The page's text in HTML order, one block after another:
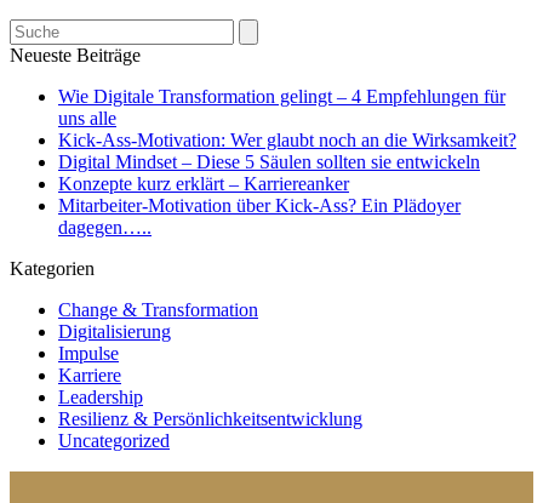
Search
Neueste Beiträge
Wie Digitale Transformation gelingt – 4 Empfehlungen für
uns alle
Kick-Ass-Motivation: Wer glaubt noch an die Wirksamkeit?
Digital Mindset – Diese 5 Säulen sollten sie entwickeln
Konzepte kurz erklärt – Karriereanker
Mitarbeiter-Motivation über Kick-Ass? Ein Plädoyer
dagegen…..
Kategorien
Change & Transformation
Digitalisierung
Impulse
Karriere
Leadership
Resilienz & Persönlichkeitsentwicklung
Uncategorized